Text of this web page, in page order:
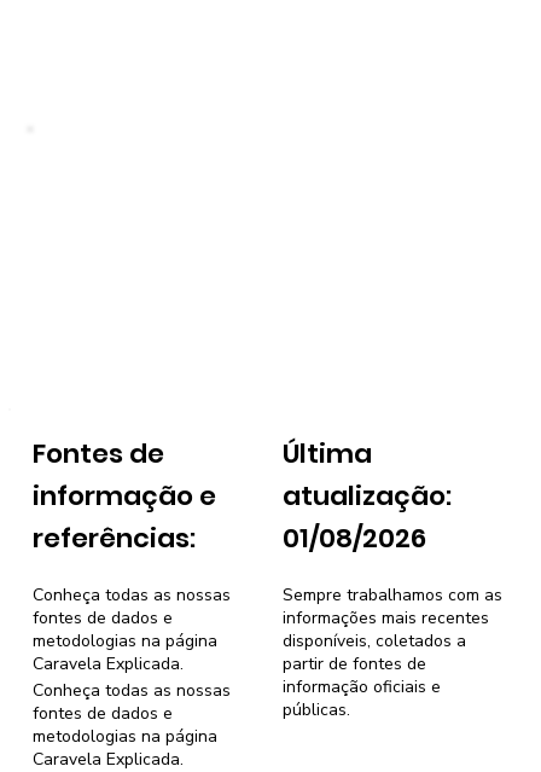
Fontes de
informação e
referências:
Última
atualização:
01/08/2026
Sempre trabalhamos com as
informações mais recentes
disponíveis, coletados a
partir de fontes de
informação oficiais e
públicas.
Conheça todas as nossas
fontes de dados e
metodologias na página
Caravela Explicada.
Conheça todas as nossas
fontes de dados e
metodologias na página
Caravela Explicada.